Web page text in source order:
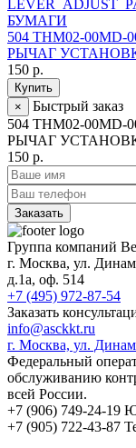
504 THM02-00MD-
РЫЧАГ
150 р.
Купить
×
Быстрый заказ
504 THM02-00MD-
РЫЧАГ
150 р.
Заказать
Группа компаний
г. Москва, ул.
д.1а, оф. 514
+7 (495) 972-87-54
Заказать
info@asckkt.ru
г. Москва, ул.
Федеральный
обслуживанию
всей России.
+7 (906) 749-24-19
+7 (905) 722-43-87